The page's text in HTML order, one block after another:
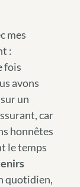
mes
:
fois
avons
un
car
honnêtes
le temps
quotidien,